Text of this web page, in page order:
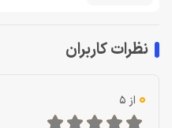
نظرات کاربران
0 از 5